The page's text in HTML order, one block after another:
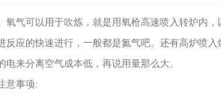
气可以用于吹炼，就是用氧枪高速喷入转炉内
反应的快速进行，一般都是氮气吧。还有高炉喷
来分离空气成本低，再说用量那么大。
意事项: